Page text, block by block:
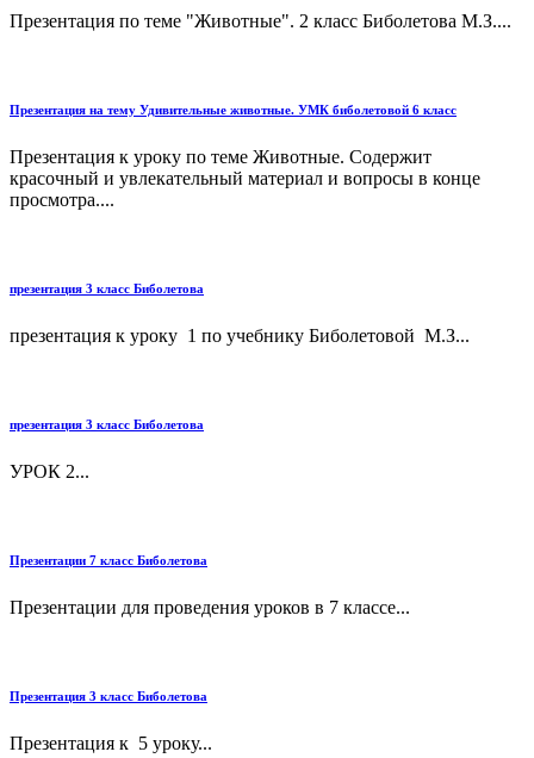
Презентация по теме "Животные". 2 класс Биболетова М.З....
Презентация на тему Удивительные животные. УМК биболетовой 6 класс
Презентация к уроку по теме Животные. Содержит
красочный и увлекательный материал и вопросы в конце
просмотра....
презентация 3 класс Биболетова
презентация к уроку 1 по учебнику Биболетовой М.З...
презентация 3 класс Биболетова
УРОК 2...
Презентации 7 класс Биболетова
Презентации для проведения уроков в 7 классе...
Презентация 3 класс Биболетова
Презентация к 5 уроку...